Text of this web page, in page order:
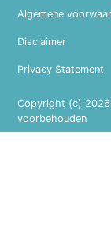
Copyright (c)
voorbehouden
Algemene
Disclaimer
Privacy Statement